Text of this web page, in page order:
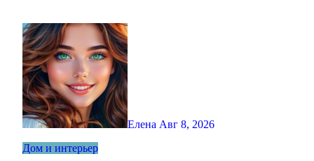
Елена Авг 8, 2026
Дом и интерьер